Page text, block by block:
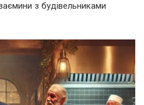
з будівельниками